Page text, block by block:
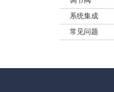
系统集成
常见问题